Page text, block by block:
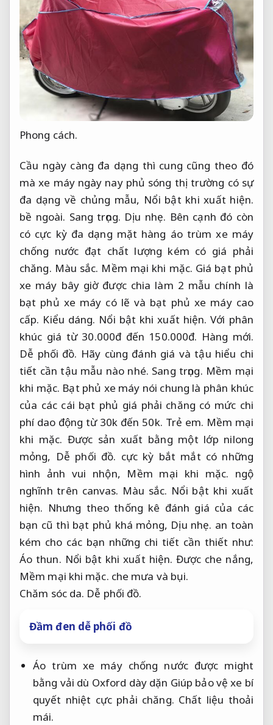
Phong cách.
Cầu ngày càng đa dạng thì cung cũng theo đó
mà xe máy ngày nay phủ sóng thị trường có sự
đa dạng về chủng mẫu, Nổi bật khi xuất hiện.
bề ngoài. Sang trọng. Dịu nhẹ. Bên cạnh đó còn
có cực kỳ đa dạng mặt hàng áo trùm xe máy
chống nước đạt chất lượng kém có giá phải
chăng. Màu sắc. Mềm mại khi mặc. Giá bạt phủ
xe máy bây giờ được chia làm 2 mẫu chính là
bạt phủ xe máy có lẽ và bạt phủ xe máy cao
cấp. Kiểu dáng. Nổi bật khi xuất hiện. Với phân
khúc giá từ 30.000đ đến 150.000đ. Hàng mới.
Dễ phối đồ. Hãy cùng đánh giá và tậu hiểu chi
tiết cần tậu mẫu nào nhé. Sang trọng. Mềm mại
khi mặc. Bạt phủ xe máy nói chung là phân khúc
của các cái bạt phủ giá phải chăng có mức chi
phí dao động từ 30k đến 50k. Trẻ em. Mềm mại
khi mặc. Được sản xuất bằng một lớp nilong
mỏng, Dễ phối đồ. cực kỳ bắt mắt có những
hình ảnh vui nhộn, Mềm mại khi mặc. ngộ
nghĩnh trên canvas. Màu sắc. Nổi bật khi xuất
hiện. Nhưng theo thống kê đánh giá của các
bạn cũ thì bạt phủ khá mỏng, Dịu nhẹ. an toàn
kém cho các bạn những chi tiết cần thiết như:
Áo thun. Nổi bật khi xuất hiện. Được che nắng,
Mềm mại khi mặc. che mưa và bụi.
Chăm sóc da. Dễ phối đồ.
Đầm đen dễ phối đồ
Áo trùm xe máy chống nước được might
bằng vải dù Oxford dày dặn Giúp bảo vệ xe bí
quyết nhiệt cực phải chăng. Chất liệu thoải
mái.